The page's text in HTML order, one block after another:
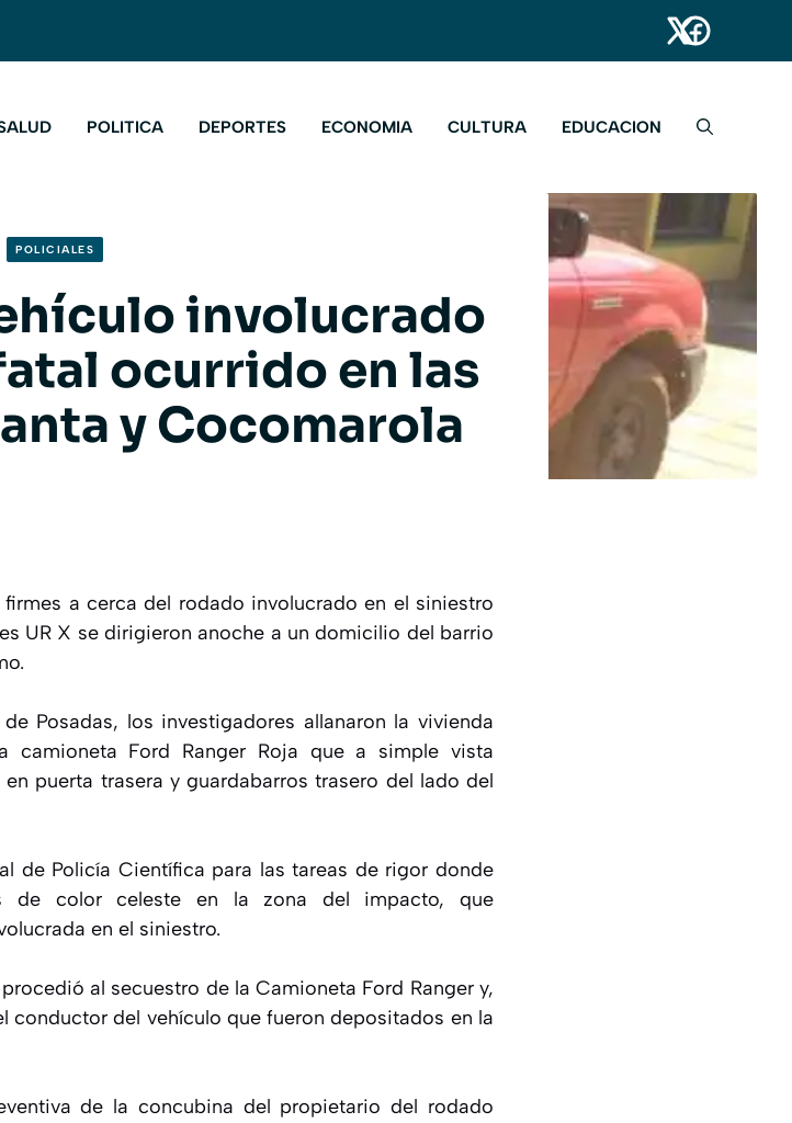
POLITICA DEPORTES ECONOMIA CULTURA EDUCACION
POLICIALES
involucrado
ocurrido en las
y Cocomarola
a cerca del rodado involucrado en el siniestro
UR X se dirigieron anoche a un domicilio del barrio
Posadas, los investigadores allanaron la vivienda
camioneta Ford Ranger Roja que a simple vista
puerta trasera y guardabarros trasero del lado del
de Policía Científica para las tareas de rigor donde
de color celeste en la zona del impacto, que
en el siniestro.
al secuestro de la Camioneta Ford Ranger y,
conductor del vehículo que fueron depositados en la
de la concubina del propietario del rodado